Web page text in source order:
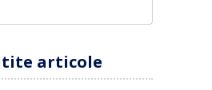
articole